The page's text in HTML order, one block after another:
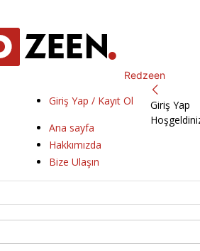
Redzeen
Giriş Yap / Kayıt Ol
Ana sayfa
Hakkımızda
Bize Ulaşın
Giriş Yap